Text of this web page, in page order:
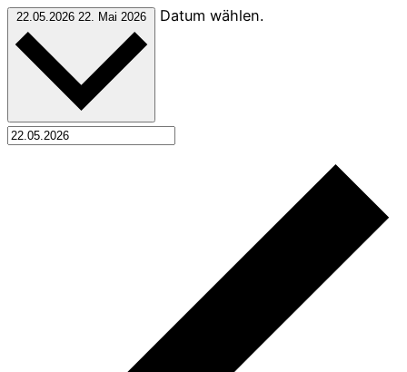
22.05.2026 22. Mai 2026 Datum wählen.